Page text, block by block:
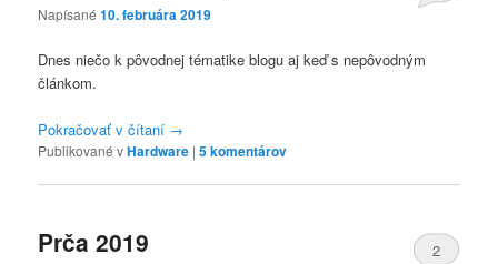
Napísané10. februára 2019
Dnes niečo k pôvodnej tématike blogu aj keď s nepôvodným
článkom.
Pokračovať v čítaní →
Publikované vHardware |5komentárov
Prča 2019 2